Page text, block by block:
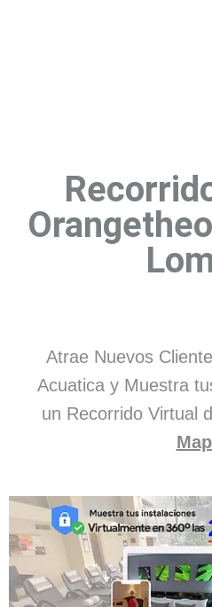
Atrae Nuevos
Acuatica y Muestra
un Recorrido Virtual